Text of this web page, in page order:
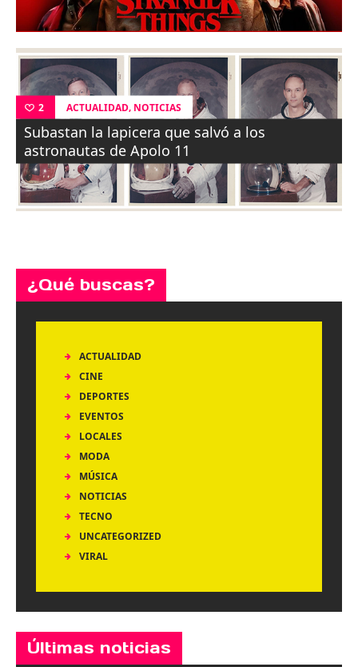
2 ACTUALIDAD, NOTICIAS
Subastan la lapicera que salvó a los
astronautas de Apolo 11
¿Qué buscas?
ACTUALIDAD
CINE
DEPORTES
EVENTOS
LOCALES
MODA
MÚSICA
NOTICIAS
TECNO
UNCATEGORIZED
VIRAL
Últimas noticias